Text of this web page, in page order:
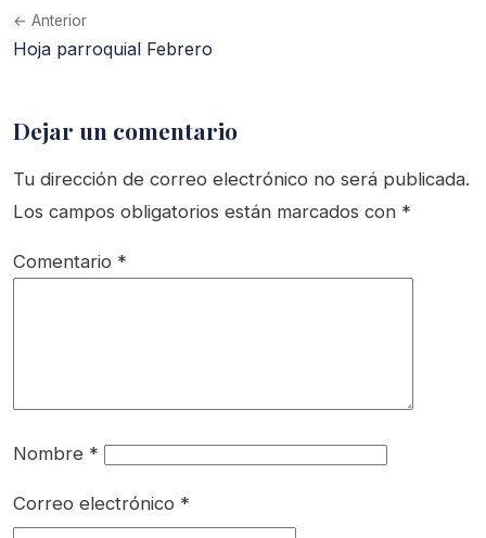
← Anterior
Hoja parroquial Febrero
Dejar un comentario
Tu dirección de correo electrónico no será publicada.
Los campos obligatorios están marcados con *
Comentario *
Nombre *
Correo electrónico *